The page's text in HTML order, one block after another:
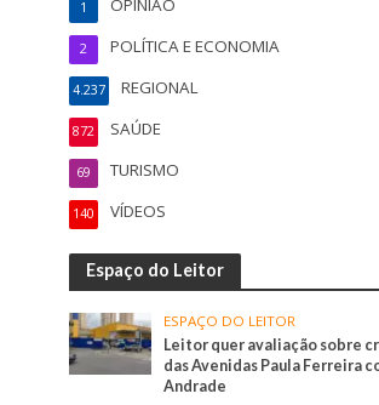
OPINIÃO
1
POLÍTICA E ECONOMIA
2
REGIONAL
4.237
SAÚDE
872
TURISMO
69
VÍDEOS
140
Espaço do Leitor
ESPAÇO DO LEITOR
Leitor quer avaliação sobre
das Avenidas Paula Ferreira
Andrade